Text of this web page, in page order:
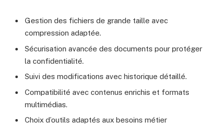
Gestion des fichiers de grande taille avec
compression adaptée.
Sécurisation avancée des documents pour protéger
la confidentialité.
Suivi des modifications avec historique détaillé.
Compatibilité avec contenus enrichis et formats
multimédias.
Choix d’outils adaptés aux besoins métier